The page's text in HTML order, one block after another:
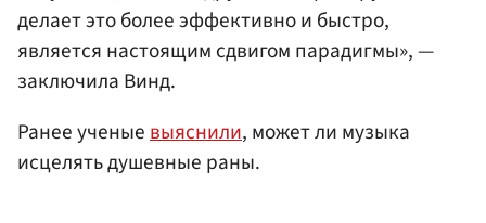
делает это более эффективно и быстро,
является настоящим сдвигом парадигмы», —
заключила Винд.
Ранее ученыевыяснили, может ли музыка
исцелять душевные раны.